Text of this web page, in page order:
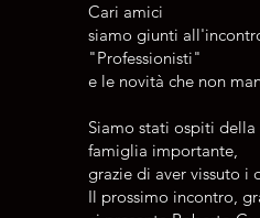
Cari amici
siamo giunti
"Professionisti"
e le novità che non
Siamo stati ospiti
famiglia importante,
grazie di aver vissuto
Il prossimo incontro,